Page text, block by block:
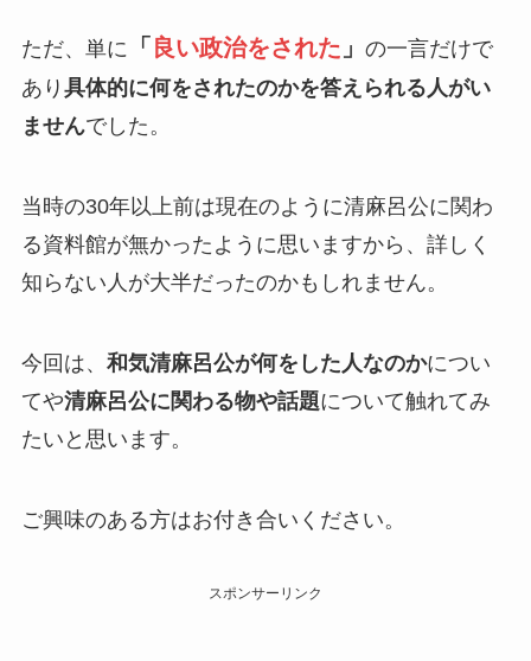
ただ、単に 「 良い政治をされた 」 の一言だけで
あり 具体的に何をされたのかを答えられる人がい
ませんでした。
当時の30年以上前は現在のように清麻呂公に関わ
る資料館が無かったように思いますから、詳しく
知らない人が大半だったのかもしれません。
今回は、 和気清麻呂公が何をした人なのかについ
てや清麻呂公に関わる物や話題について触れてみ
たいと思います。
ご興味のある方はお付き合いください。
スポンサーリンク